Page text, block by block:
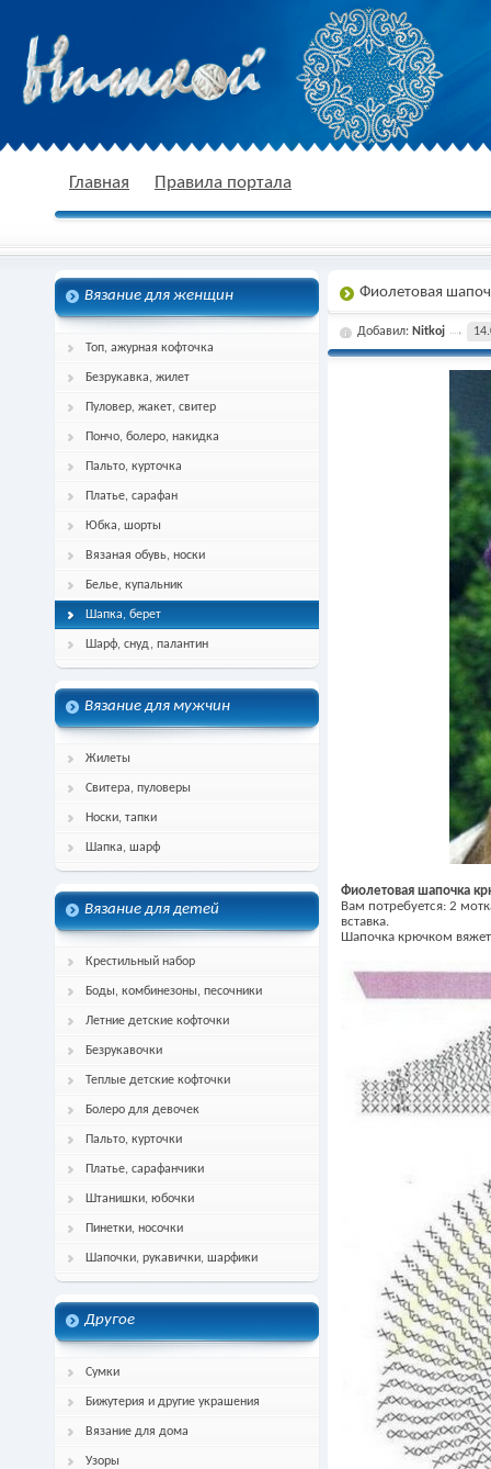
спицами, схема и описание
Главная Правила портала
Вязание для женщин
Топ, ажурная кофточка
Безрукавка, жилет
Пуловер, жакет, свитер
Пончо, болеро, накидка
Пальто, курточка
Платье, сарафан
Юбка, шорты
Вязаная обувь, носки
Белье, купальник
Шапка, берет
Шарф, снуд, палантин
Вязание для мужчин
Жилеты
Свитера, пуловеры
Носки, тапки
Шапка, шарф
Вязание для детей
Крестильный набор
Боды, комбинезоны, песочники
Летние детские кофточки
Безрукавочки
Теплые детские кофточки
Болеро для девочек
Пальто, курточки
Платье, сарафанчики
Штанишки, юбочки
Пинетки, носочки
Шапочки, рукавички, шарфики
Другое
Сумки
Бижутерия и другие украшения
Вязание для дома
Узоры
Фиолетовая
Добавил: Nitkoj
Фиолетовая шапочка
Вам потребуется: 2
вставка.
Шапочка крючком